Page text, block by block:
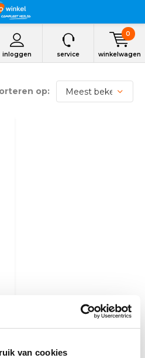
van cookies
inloggen service winkelwagen
0
op: